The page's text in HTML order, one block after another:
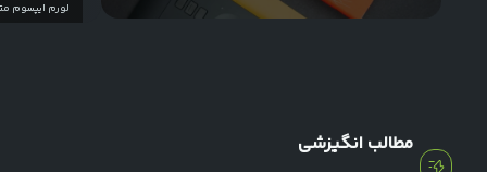
لورم ایپسوم
مطالب انگیزشی